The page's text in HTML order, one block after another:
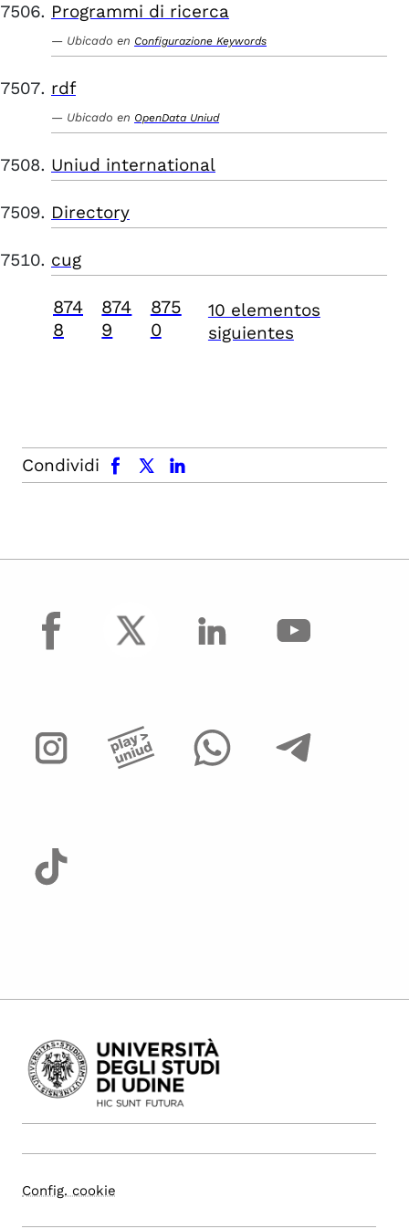
Programmi di ricerca
Ubicado en Configurazione Keywords
rdf
Ubicado en OpenData Uniud
Uniud international
Directory
cug
874
8
874
9
875
0
10 elementos
siguientes
Condividi
facebook x.com linkedin
facebook
Config. cookie